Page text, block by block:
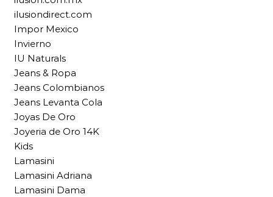
ilusiondirect.com
Impor Mexico
Invierno
IU Naturals
Jeans & Ropa
Jeans Colombianos
Jeans Levanta Cola
Joyas De Oro
Joyeria de Oro 14K
Kids
Lamasini
Lamasini Adriana
Lamasini Dama